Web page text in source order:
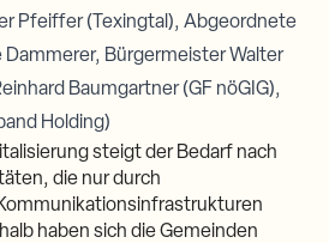
Pfeiffer (Texingtal), Abgeordnete
Dammerer, Bürgermeister Walter
Baumgartner (GF nöGIG),
Holding)
steigt der Bedarf nach
die nur durch
haben sich die Gemeinden